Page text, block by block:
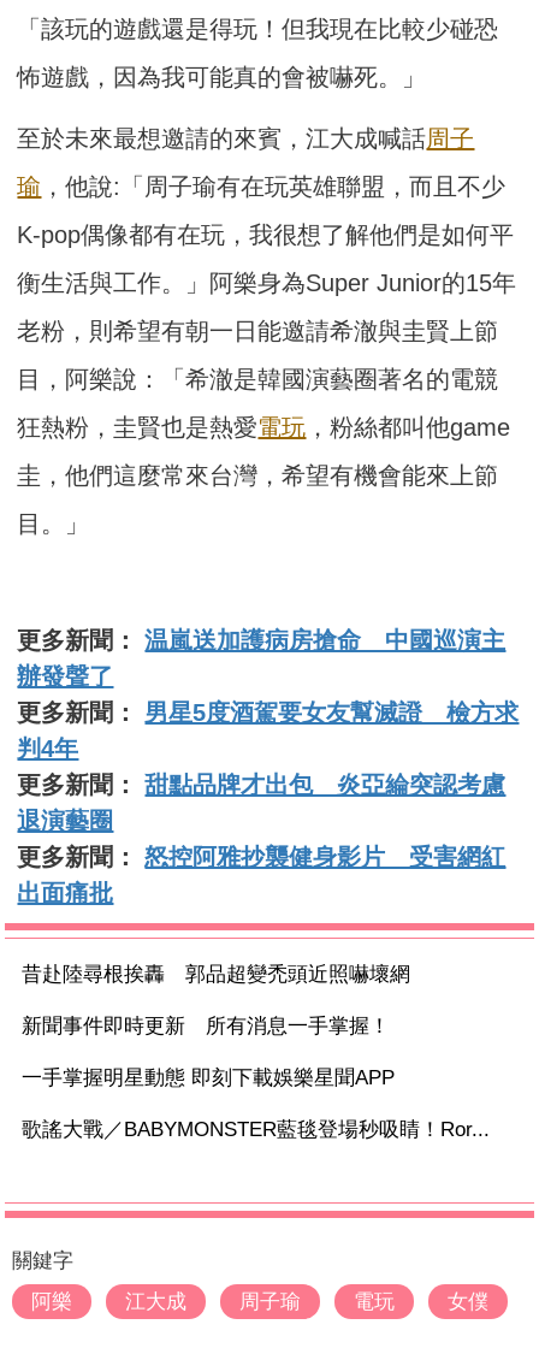
「該玩的遊戲還是得玩！但我現在比較少碰恐
怖遊戲，因為我可能真的會被嚇死。」
至於未來最想邀請的來賓，江大成喊話周子
瑜 ，他說:「周子瑜有在玩英雄聯盟，而且不少
K-pop偶像都有在玩，我很想了解他們是如何平
衡生活與工作。」阿樂身為Super Junior的15年
老粉，則希望有朝一日能邀請希澈與圭賢上節
目，阿樂說：「希澈是韓國演藝圈著名的電競
狂熱粉，圭賢也是熱愛電玩 ，粉絲都叫他game
圭，他們這麼常來台灣，希望有機會能來上節
目。」
更多新聞：温嵐送加護病房搶命 中國巡演主
辦發聲了
更多新聞： 男星5度酒駕要女友幫滅證 檢方求
判4年
更多新聞：甜點品牌才出包 炎亞綸突認考慮
退演藝圈
更多新聞：怒控阿雅抄襲健身影片 受害網紅
出面痛批
昔赴陸尋根挨轟 郭品超變禿頭近照嚇壞網
新聞事件即時更新 所有消息一手掌握！
一手掌握明星動態 即刻下載娛樂星聞APP
歌謠大戰／BABYMONSTER藍毯登場秒吸睛！Ror...
關鍵字
阿樂
江大成 周子瑜 電玩 女僕